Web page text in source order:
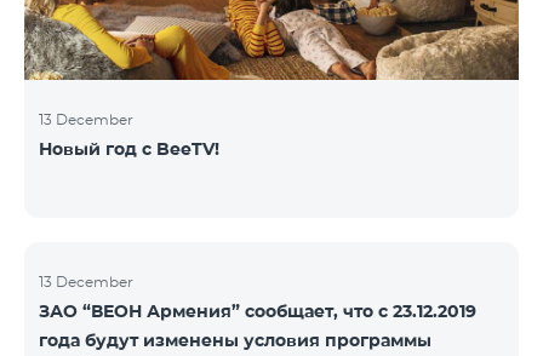
13 December
Новый год с BeeTV!
13 December
ЗАО “ВЕОН Армения” сообщает, что с 23.12.2019
года будут изменены условия программы